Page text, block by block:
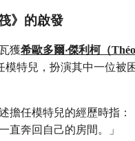
》的啟發
獲希歐多爾‧傑利柯（
模特兒，扮演其中一位被
擔任模特兒的經歷時指
直奔回自己的房間。」